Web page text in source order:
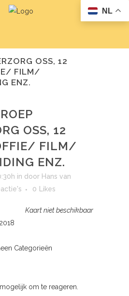
OSS, 12
FILM/
ENZ.
OSS, 12
FILM/
ENZ.
in door Hans van
0 Likes
Kaart niet beschikbaar
Categorieën
om te reageren.
NL